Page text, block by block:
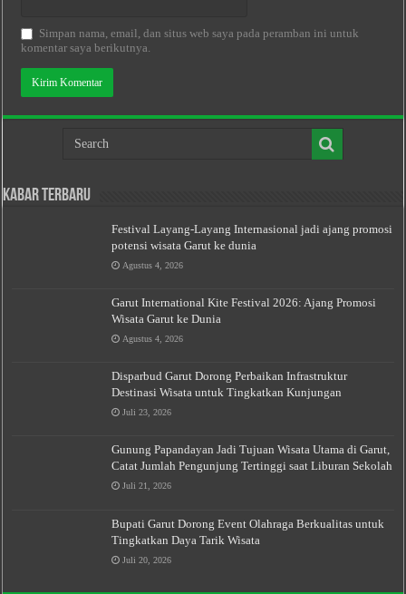
Simpan nama, email, dan situs web saya pada peramban ini untuk
komentar saya berikutnya.
Kabar Terbaru
Festival Layang-Layang Internasional jadi ajang promosi
potensi wisata Garut ke dunia
Agustus 4, 2026
Garut International Kite Festival 2026: Ajang Promosi
Wisata Garut ke Dunia
Agustus 4, 2026
Disparbud Garut Dorong Perbaikan Infrastruktur
Destinasi Wisata untuk Tingkatkan Kunjungan
Juli 23, 2026
Gunung Papandayan Jadi Tujuan Wisata Utama di Garut,
Catat Jumlah Pengunjung Tertinggi saat Liburan Sekolah
Juli 21, 2026
Bupati Garut Dorong Event Olahraga Berkualitas untuk
Tingkatkan Daya Tarik Wisata
Juli 20, 2026